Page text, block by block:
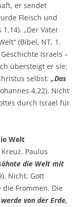
er sendet
Fleisch und
„Der Vater
(Bibel, NT, 1.
Israels –
übersteigt er sie:
selbst: „Das
4,22). Nicht
durch Israel für
Welt
Paulus
die Welt mit
Nicht: Gott
Frommen. Die
von der Erde,